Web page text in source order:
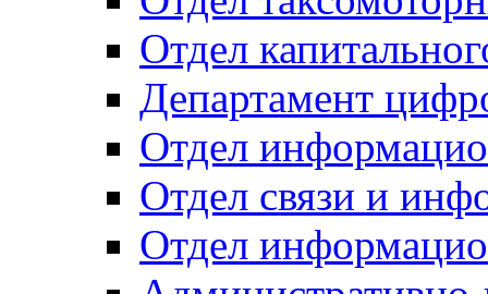
Отдел
Департамент
Отдел
Отдел связи и
Отдел